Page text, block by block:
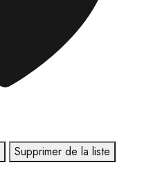
Supprimer de la liste